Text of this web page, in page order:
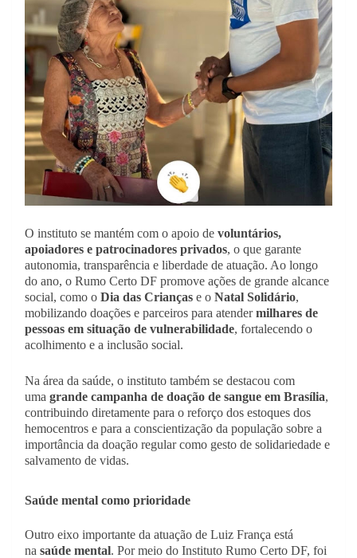
O instituto se mantém com o apoio de voluntários,
apoiadores e patrocinadores privados, o que garante
autonomia, transparência e liberdade de atuação. Ao longo
do ano, o Rumo Certo DF promove ações de grande alcance
social, como o Dia das Crianças e o Natal Solidário,
mobilizando doações e parceiros para atendermilhares de
pessoas em situação de vulnerabilidade, fortalecendo o
acolhimento e a inclusão social.
Na área da saúde, o instituto também se destacou com
uma grande campanha de doação de sangue em Brasília,
contribuindo diretamente para o reforço dos estoques dos
hemocentros e para a conscientização da população sobre a
importância da doação regular como gesto de solidariedade e
salvamento de vidas.
Saúde mental como prioridade
Outro eixo importante da atuação de Luiz França está
na saúde mental. Por meio do Instituto Rumo Certo DF, foi